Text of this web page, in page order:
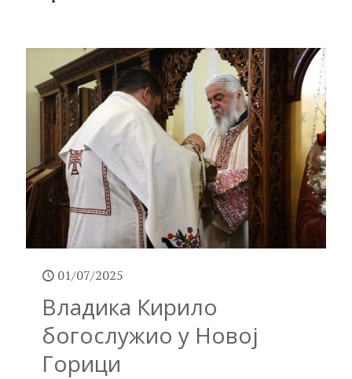
01/07/2025
Владика Кирило
богослужио у Новој
Горици